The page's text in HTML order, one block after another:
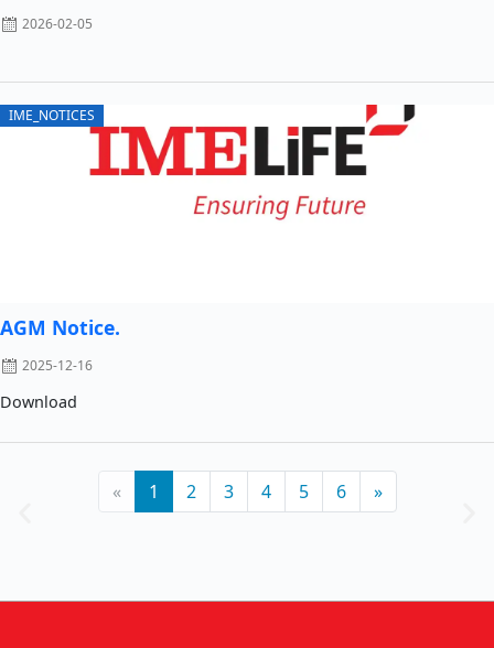
2026-02-05
IME_NOTICES
AGM Notice.
2025-12-16
Download
« 1 2 3 4 5 6 »